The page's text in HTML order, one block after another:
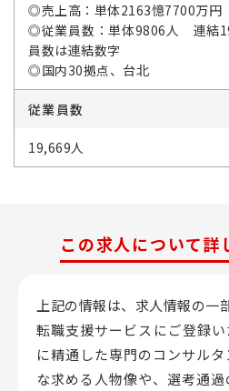
◎売上高：単体2163憶7700万
◎従業員数：単体9806人 連結
員数は連結数字
◎国内30拠点、台北
従業員数
19,669人
この求人について詳
上記の情報は、求人情報の一
転職支援サービスにご登録
に精通した専門のコンサルタ
な求める人物像や、選考通